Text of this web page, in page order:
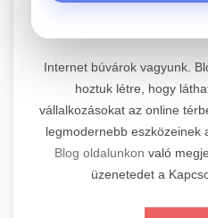
Professzionális
karbantartási
technikusaink
minden jelentős
📊 2. Online
Átfogó online
beleértve a SEO-t,
Internet búvárok vagyunk.
hoztuk létre, hogy
vállalkozásokat az online
legmodernebb eszközeinek
Blog oldalunkon való
üzenetedet a